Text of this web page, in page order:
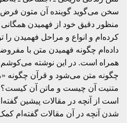
سخن می‌گوید گوینده آن متون فرض
منظور دقیق خود از فهمیدن همگانی
کرده‌ام و انواع و مراحل فهمیدن را
داده‌ام چگونه فهمیدن متن با
همراه است. در این نوشته می‌کوشم
چگونه متن می‌شود و قرآن چگونه
متنیت آن چیست و ماتن آن کیست؟
است از آنچه در مقالات پیشین
شدن آنچه در آن مقالات گفته‌ام